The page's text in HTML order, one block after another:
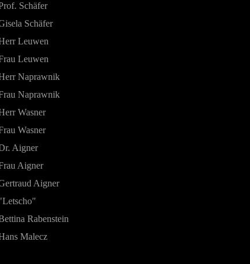
Schäfer
Schäfer
Leuwen
Leuwen
Naprawnik
Naprawnik
Wasner
Wasner
Aigner
Aigner
Aigner
Rabenstein
Malecz